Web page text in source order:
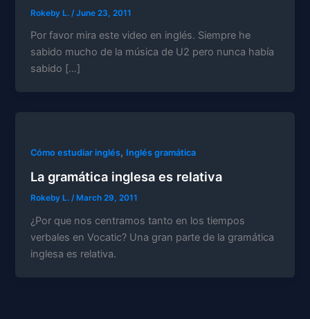
Rokeby L. /June 23, 2011
Por favor mira este video en inglés. Siempre he
sabido mucho de la música de U2 pero nunca había
sabido […]
Cómo estudiar inglés, Inglés gramática
La gramática inglesa es relativa
Rokeby L./ March 29, 2011
¿Por que nos centramos tanto en los tiempos
verbales en Vocatic? Una gran parte de la gramática
inglesa es relativa.